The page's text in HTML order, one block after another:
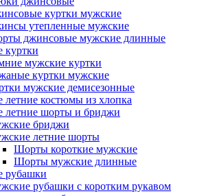
куртки мужские
утепленные мужские
джинсовые мужские длинные
куртки
мужские куртки
куртки мужские
мужские демисезонные
костюмы из хлопка
летние шорты и бриджи
бриджи
летние шорты
Шорты короткие мужские
Шорты мужские длинные
рубашки
рубашки с коротким рукавом